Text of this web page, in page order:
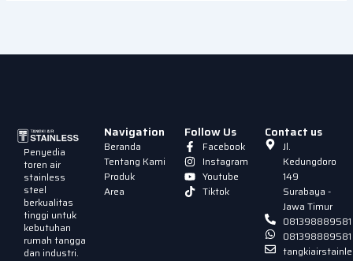
Penyedia
toren air
stainless
steel
berkualitas
tinggi untuk
kebutuhan
rumah tangga
dan industri.
Navigation
Beranda
Tentang Kami
Produk
Area
Follow Us
Facebook
Instagram
Youtube
Tiktok
Contact us
Jl.
Kedungdoro
149
Surabaya -
Jawa Timur
081398889581
081398889581